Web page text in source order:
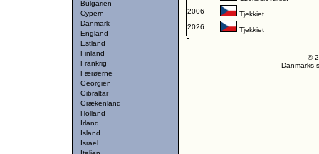
Bulgarien
Cypern
Danmark
England
Estland
Finland
Frankrig
Færøerne
Georgien
Gibraltar
Grækenland
Holland
Irland
Island
Israel
2006
Tjekkiet
2026
Tjekkiet
©
Danmarks